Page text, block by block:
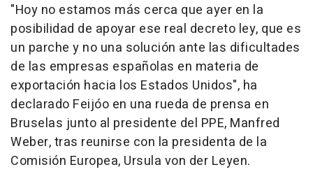
"Hoy no estamos más cerca que ayer en la
posibilidad de apoyar ese real decreto ley, que es
un parche y no una solución ante las dificultades
de las empresas españolas en materia de
exportación hacia los Estados Unidos", ha
declarado Feijóo en una rueda de prensa en
Bruselas junto al presidente del PPE, Manfred
Weber, tras reunirse con la presidenta de la
Comisión Europea, Ursula von der Leyen.